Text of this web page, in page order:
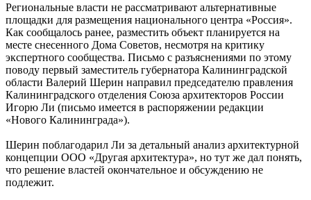
Региональные власти не рассматривают альтернативные
площадки для размещения национального центра «Россия».
Как сообщалось ранее, разместить объект планируется на
месте снесенного Дома Советов, несмотря на критику
экспертного сообщества. Письмо с разъяснениями по этому
поводу первый заместитель губернатора Калининградской
области Валерий Шерин направил председателю правления
Калининградского отделения Союза архитекторов России
Игорю Ли (письмо имеется в распоряжении редакции
«Нового Калининграда»).
Шерин поблагодарил Ли за детальный анализ архитектурной
концепции ООО «Другая архитектура», но тут же дал понять,
что решение властей окончательное и обсуждению не
подлежит.